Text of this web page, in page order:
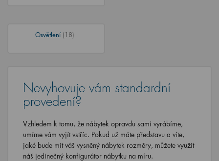
Osvětlení (18)
Nevyhovuje vám standardní
provedení?
Vzhledem k tomu, že nábytek opravdu sami vyrábíme,
umíme vám vyjít vstříc. Pokud už máte představu a víte,
jaké bude mít váš vysněný nábytek rozměry, můžete využít
náš jedinečný konfigurátor nábytku na míru.